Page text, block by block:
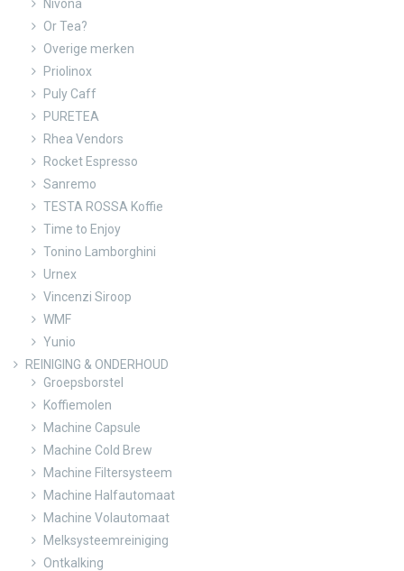
Nivona
Or Tea?
Overige merken
Priolinox
Puly Caff
PURETEA
Rhea Vendors
Rocket Espresso
Sanremo
TESTA ROSSA Koffie
Time to Enjoy
Tonino Lamborghini
Urnex
Vincenzi Siroop
WMF
Yunio
REINIGING & ONDERHOUD
Groepsborstel
Koffiemolen
Machine Capsule
Machine Cold Brew
Machine Filtersysteem
Machine Halfautomaat
Machine Volautomaat
Melksysteemreiniging
Ontkalking